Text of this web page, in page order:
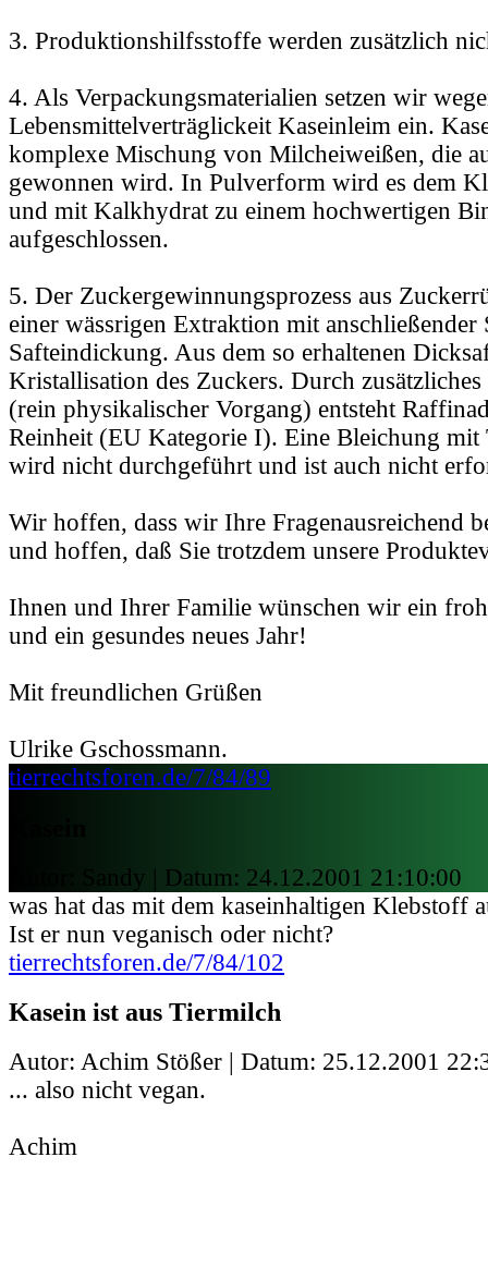
3. Produktionshilfsstoffe werden zusätzlich
4. Als Verpackungsmaterialien setzen wir
Lebensmittelverträglickeit Kaseinleim ein.
komplexe Mischung von Milcheiweißen, die
gewonnen wird. In Pulverform wird es dem
und mit Kalkhydrat zu einem hochwertigen
aufgeschlossen.
5. Der Zuckergewinnungsprozess aus
einer wässrigen Extraktion mit
Safteindickung. Aus dem so erhaltenen
Kristallisation des Zuckers. Durch
(rein physikalischer Vorgang) entsteht
Reinheit (EU Kategorie I). Eine Bleichung
wird nicht durchgeführt und ist auch nicht
Wir hoffen, dass wir Ihre Fragenausreichend
und hoffen, daß Sie trotzdem unsere
Ihnen und Ihrer Familie wünschen wir ein
und ein gesundes neues Jahr!
Mit freundlichen Grüßen
Ulrike Gschossmann.
tierrechtsforen.de/7/84/89
Autor: Sandy | Datum: 24.12.2001 21:10:00
was hat das mit dem kaseinhaltigen Klebstoff
Ist er nun veganisch oder nicht?
tierrechtsforen.de/7/84/102
Kasein ist aus Tiermilch
Autor: Achim Stößer | Datum: 25.12.2001
... also nicht vegan.
Achim